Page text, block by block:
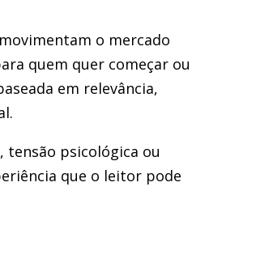
o mercado
quem quer começar ou
em relevância,
tensão psicológica ou
que o leitor pode